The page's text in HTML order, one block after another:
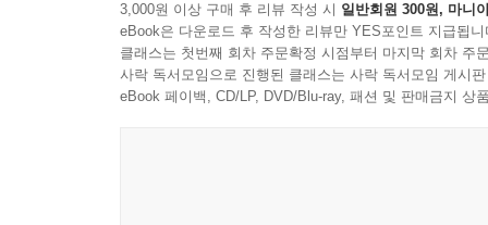
3,000원 이상 구매 후 리뷰 작성 시 일반회원 300원, 마니
eBook은 다운로드 후 작성한 리뷰만 YES포인트 지급됩니
클래스는 첫번째 회차 주문확정 시점부터 마지막 회차 주
사락 독서모임으로 진행된 클래스는 사락 독서모임 게시
eBook 페이백, CD/LP, DVD/Blu-ray, 패션 및 판매금지 상